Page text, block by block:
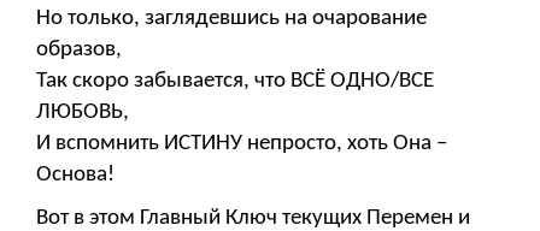
Но только, заглядевшись на очарование
образов,
Так скоро забывается, что ВСЁ ОДНО/ВСЕ
ЛЮБОВЬ,
И вспомнить ИСТИНУ непросто, хоть Она –
Основа!
Вот в этом Главный Ключ текущих Перемен и